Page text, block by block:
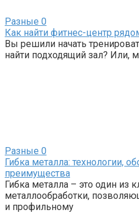
Разные 0
Как найти фитнес-центр
Вы решили начать
найти подходящий зал? Или,
Разные 0
Гибка металла: технологии,
преимущества
Гибка металла – это один из
металлообработки,
и профильному